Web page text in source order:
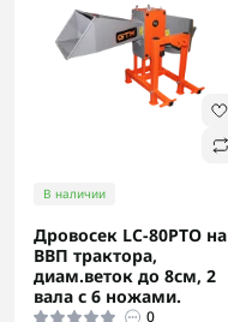
В наличии
Дровосек LC-80PTO на
ВВП трактора,
диам.веток до 8см, 2
вала с 6 ножами.
0